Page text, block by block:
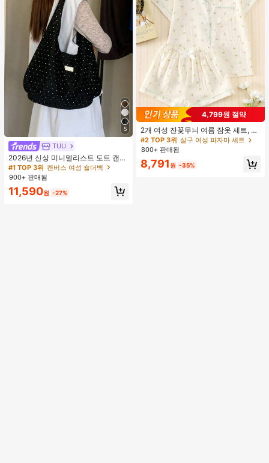
5
TUU
2026년 신상 미니멀리스트 도트 캔버
스 토트백, 대용량 캐주얼 다용도 통근
숄더 핸드백
#1 TOP 3위 캔버스 여성 숄더백
거의 매진!
#1 TOP 3위 캔버스 여성 숄더백
거의 매진!
#1 TOP 3위 캔버스 여성 숄더백
거의 매진!
#1 TOP 3위 캔버스 여성 숄더백
거의 매진!
900+ 판매됨
11,590원 -27%
4,799원 절약
2개 여성 잔꽃무늬 여름 잠옷 세트, 반
팔 버튼업 셔츠 및 반바지, 캐주얼 라
운지웨어
#2 TOP 3위 살구 여성 파자마 세트
800+ 판매됨
8,791 원 -35%